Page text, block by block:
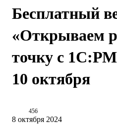
Бесплатный
«Открываем
точку с
10 октября
456
8 октября 2024